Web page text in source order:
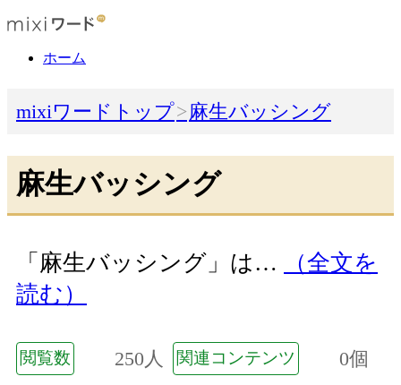
ホーム
mixiワードトップ 麻生バッシング
麻生バッシング
「麻生バッシング」は…
（全文を
読む）
閲覧数 250人 関連コンテンツ 0個